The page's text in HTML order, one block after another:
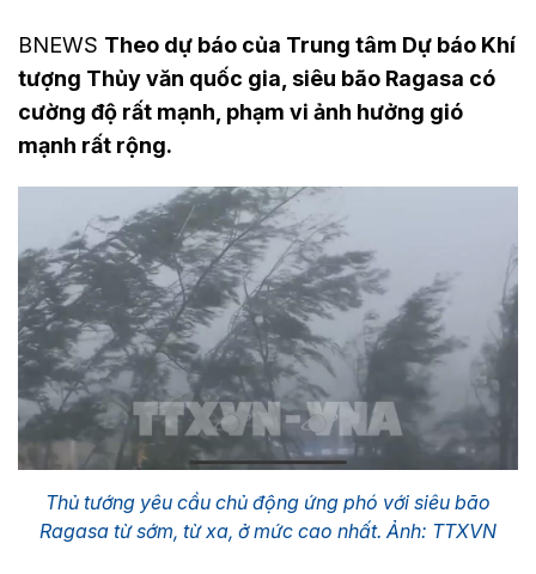
BNEWS Theo dự báo của Trung tâm Dự báo Khí
tượng Thủy văn quốc gia, siêu bão Ragasa có
cường độ rất mạnh, phạm vi ảnh hưởng gió
mạnh rất rộng.
Thủ tướng yêu cầu chủ động ứng phó với siêu bão
Ragasa từ sớm, từ xa, ở mức cao nhất. Ảnh: TTXVN